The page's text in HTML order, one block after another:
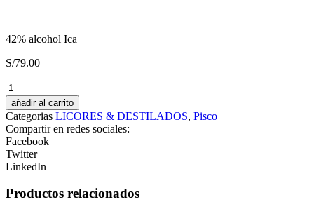
42% alcohol Ica
S/79.00
Pisco
Monte
Luna
Acholado
cantidad
añadir al carrito
Categorias LICORES & DESTILADOS, Pisco
Compartir en redes sociales:
Facebook
Twitter
LinkedIn
Productos relacionados